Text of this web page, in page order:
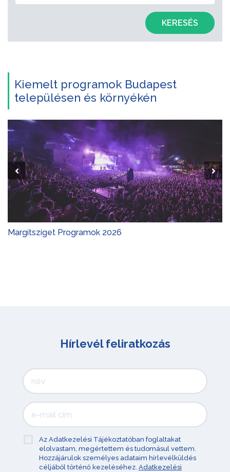
KERESÉS
Kiemelt programok Budapest
településen és környékén
Margitsziget Programok 2026
Hírlevél feliratkozás
Az Adatkezelési Tájékoztatóban foglaltakat
elolvastam, megértettem és tudomásul vettem.
Hozzájárulok személyes adataim hírlevélküldés
céljából történő kezeléséhez. Adatkezelési